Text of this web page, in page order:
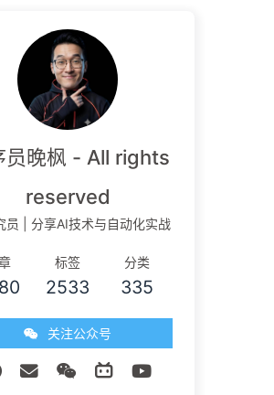
员晚枫 - All rights
reserved
员 | 分享AI技术与自动化实战
标签
2533
分类
335
关注公众号